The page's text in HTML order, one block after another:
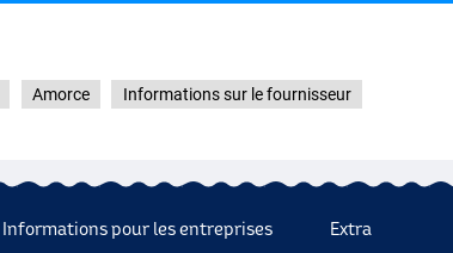
Amorce Informations sur le fournisseur
Informations pour les entreprises Extra